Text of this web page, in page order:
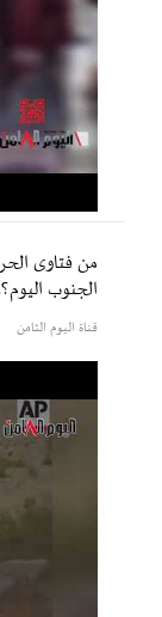
من فتاوى
الجنوب
قناة اليوم الثامن